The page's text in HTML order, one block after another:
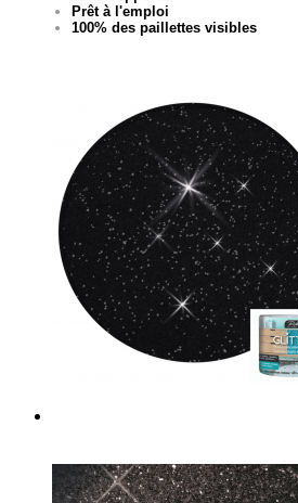
Prêt à l'emploi
100% des paillettes visibles